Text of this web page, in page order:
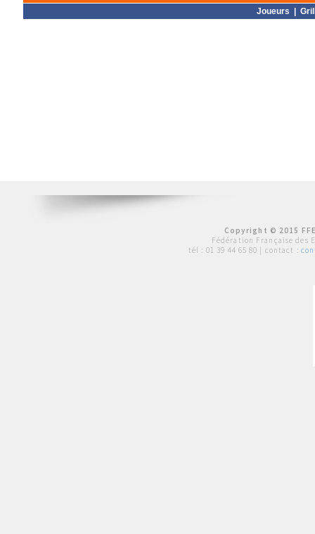
Joueurs
Copyright © 2015
Fédération Française des
tél : 01 39 44 65 80 | contact :